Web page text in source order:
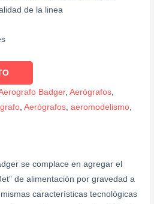
de la linea
Badger,Aerógrafos
,Aerógrafos ,aeromodelismo
se complace en agregar el
de alimentación por gravedad a
características tecnológicas